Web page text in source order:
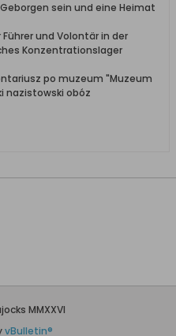
sein und eine Heimat
und Volontär in der
Konzentrationslager
po muzeum "Muzeum
nazistowski obóz
MMXXVI
vBulletin®